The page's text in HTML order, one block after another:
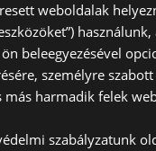
weboldalak
beleegyezésével
személyre
más harmadik felek
szabályzatunk